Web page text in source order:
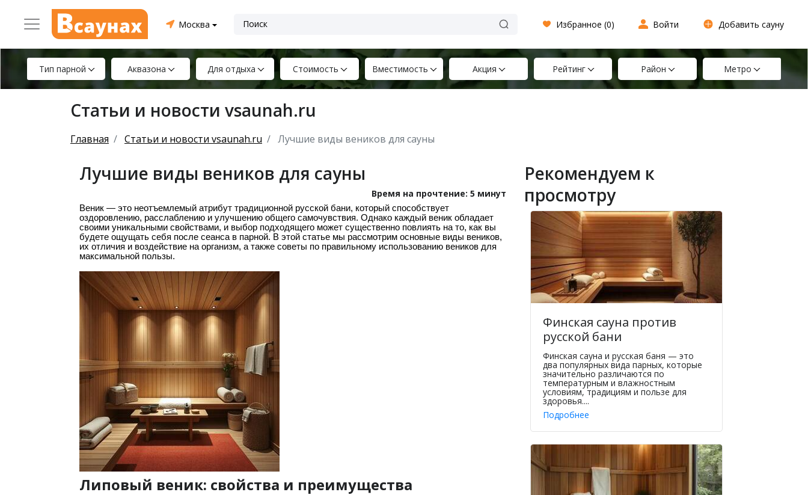
Москва Избранное (0) Войти Добавить сауну
Тип парной Аквазона Для отдыха Стоимость Вместимость Акция Рейтинг Район Метро
Статьи и новости vsaunah.ru
Главная Статьи и новости vsaunah.ru Лучшие виды веников для сауны
Лучшие виды веников для сауны
Время на прочтение: 5 минут
Веник — это неотъемлемый атрибут традиционной русской бани, который способствует
оздоровлению, расслаблению и улучшению общего самочувствия. Однако каждый веник обладает
своими уникальными свойствами, и выбор подходящего может существенно повлиять на то, как вы
будете ощущать себя после сеанса в парной. В этой статье мы рассмотрим основные виды веников,
их отличия и воздействие на организм, а также советы по правильному использованию веников для
максимальной пользы.
Липовый веник: свойства и преимущества
Рекомендуем к
просмотру
Финская сауна против
русской бани
Финская сауна и русская баня — это
два популярных вида парных, которые
значительно различаются по
температурным и влажностным
условиям, традициям и пользе для
здоровья....
Подробнее